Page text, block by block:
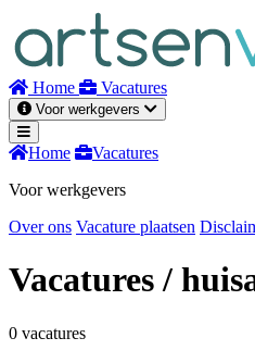
inhoud
Home Vacatures
Voor werkgevers
Home
Vacatures
Voor werkgevers
Over ons Vacature plaatsen
Vacatures/
0 vacatures